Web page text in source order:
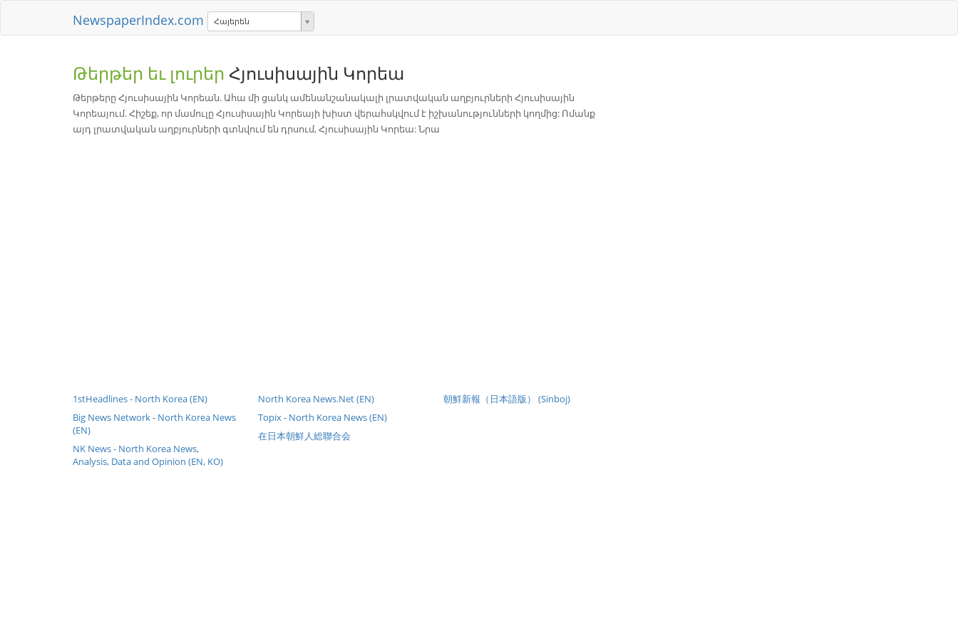
NewspaperIndex.com Հայերեն
Թերթեր եւ լուրեր Հյուսիսային Կորեա
Թերթերը Հյուսիսային Կորեան. Ահա մի ցանկ ամենանշանակալի լրատվական աղբյուրների Հյուսիսային
Կորեայում. Հիշեք, որ մամուլը Հյուսիսային Կորեայի խիստ վերահսկվում է իշխանությունների կողմից: Ոմանք
այդ լրատվական աղբյուրների գտնվում են դրսում, Հյուսիսային Կորեա: Նրա
1stHeadlines - North Korea (EN)
Big News Network - North Korea News
(EN)
NK News - North Korea News,
Analysis, Data and Opinion (EN, KO)
North Korea News.Net (EN)
Topix - North Korea News (EN)
在日本朝鮮人総聯合会
朝鮮新報（日本語版） (Sinboj)